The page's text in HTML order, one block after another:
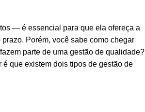
— é essencial para que ela ofereça a
Porém, você sabe como chegar
parte de uma gestão de qualidade?
que existem dois tipos de gestão de